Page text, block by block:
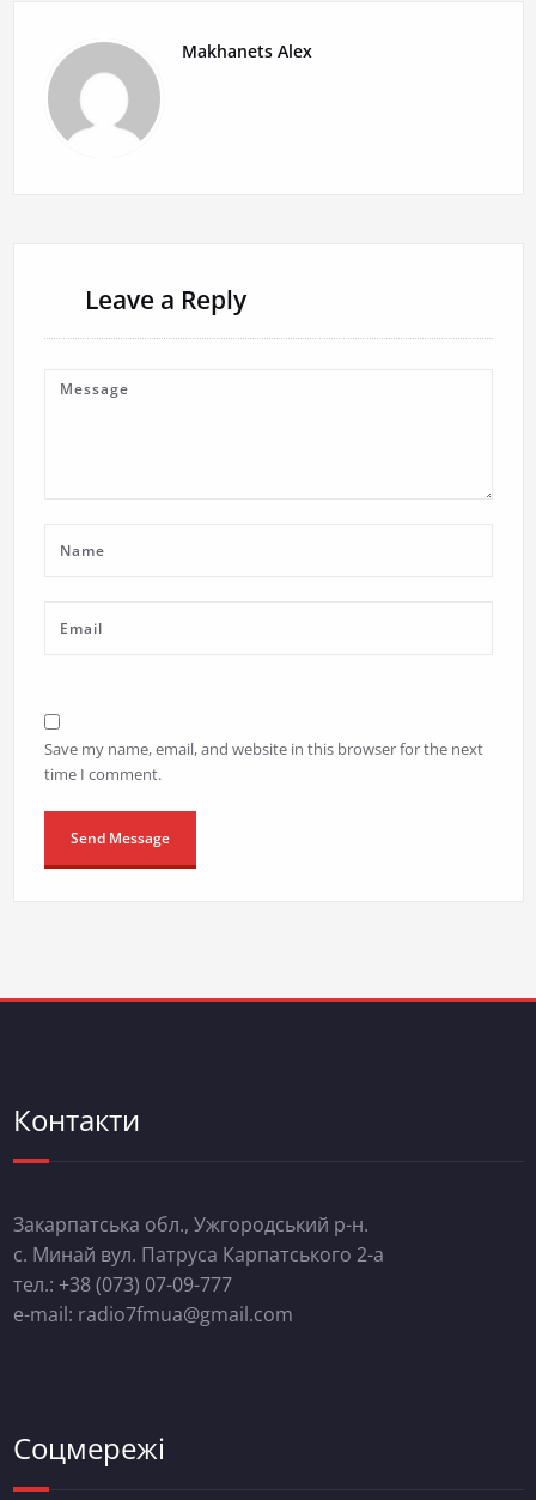
Makhanets Alex
Leave a Reply
Save my name, email, and website in this browser for the next
time I comment.
Контакти
Закарпатська обл., Ужгородський р-н.
с. Минай вул. Патруса Карпатського 2-а
тел.: +38 (073) 07-09-777
e-mail: radio7fmua@gmail.com
Соцмережі